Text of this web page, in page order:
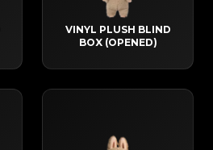
VINYL PLUSH BLIND
BOX (OPENED)